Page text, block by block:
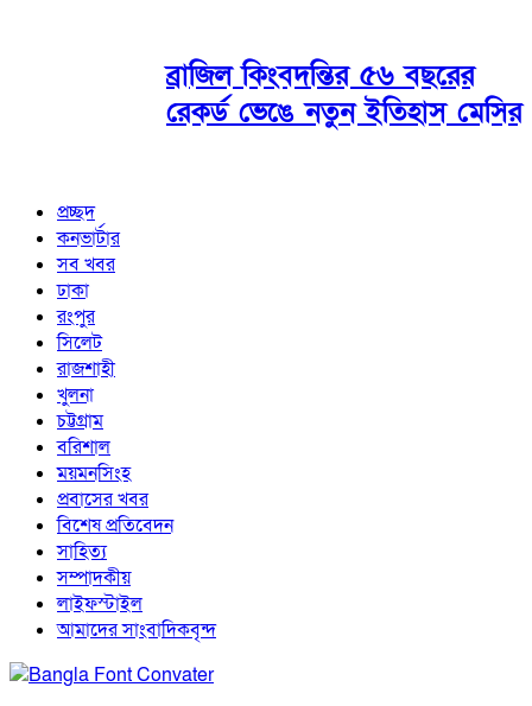
ব্রাজিল কিংবদন্তির ৫৬ বছরের
রেকর্ড ভেঙে নতুন ইতিহাস মেসির
প্রচ্ছদ
কনভার্টার
সব খবর
ঢাকা
রংপুর
সিলেট
রাজশাহী
খুলনা
চট্টগ্রাম
বরিশাল
ময়মনসিংহ
প্রবাসের খবর
বিশেষ প্রতিবেদন
সাহিত্য
সম্পাদকীয়
লাইফস্টাইল
আমাদের সাংবাদিকবৃন্দ